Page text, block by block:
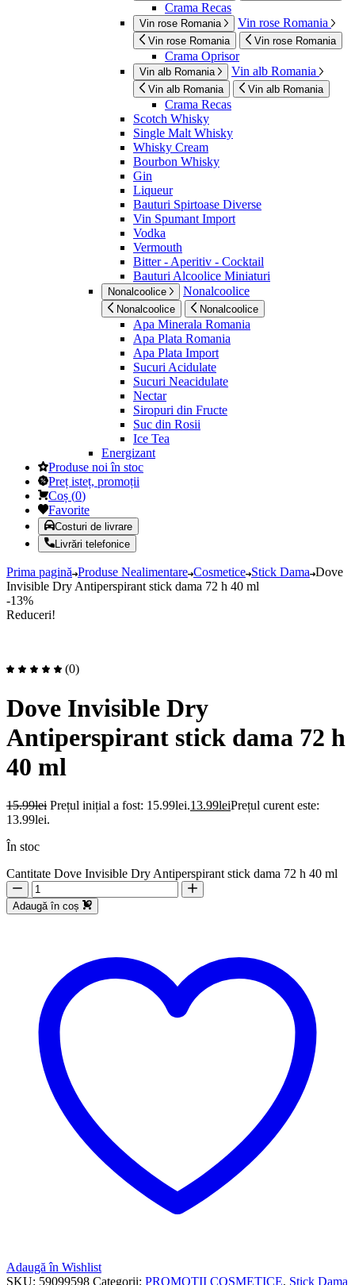
Crama Recas
Vin rose Romania Vin rose Romania
Vin rose Romania Vin rose Romania
Crama Oprisor
Vin alb Romania Vin alb Romania
Vin alb Romania Vin alb Romania
Crama Recas
Scotch Whisky
Single Malt Whisky
Whisky Cream
Bourbon Whisky
Gin
Liqueur
Bauturi Spirtoase Diverse
Vin Spumant Import
Vodka
Vermouth
Bitter - Aperitiv - Cocktail
Bauturi Alcoolice Miniaturi
Nonalcoolice Nonalcoolice
Nonalcoolice Nonalcoolice
Apa Minerala Romania
Apa Plata Romania
Apa Plata Import
Sucuri Acidulate
Sucuri Neacidulate
Nectar
Siropuri din Fructe
Suc din Rosii
Ice Tea
Energizant
Produse noi în stoc
Preț isteț, promoții
Coș (0)
Favorite
Costuri de livrare
Livrări telefonice
Prima pagină Produse Nealimentare Cosmetice Stick Dama Dove
Invisible Dry Antiperspirant stick dama 72 h 40 ml
-13%
Reduceri!
(0)
Dove Invisible Dry
Antiperspirant stick dama 72 h
40 ml
15.99lei Prețul inițial a fost: 15.99lei.13.99leiPrețul curent este:
13.99lei.
În stoc
Cantitate Dove Invisible Dry Antiperspirant stick dama 72 h 40 ml
Adaugă în coș
Adaugă în Wishlist
SKU: 59099598 Categorii: PROMOTII COSMETICE, Stick Dama